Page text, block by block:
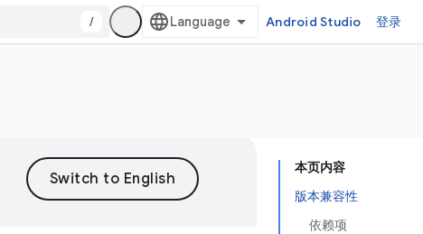
/ Android Studio 登录
本页内容
版本兼容性
依赖项